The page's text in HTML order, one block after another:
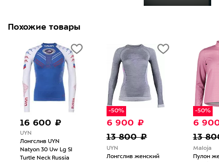
Похожие товары
16 600 ₽
UYN
Лонгслив UYN
Natyon 30 Uw Lg Sl
Turtle Neck Russia
-50%
6 900 ₽
13 800 ₽
UYN
Лонгслив женский
-50%
6
13
Maloja
Пулон